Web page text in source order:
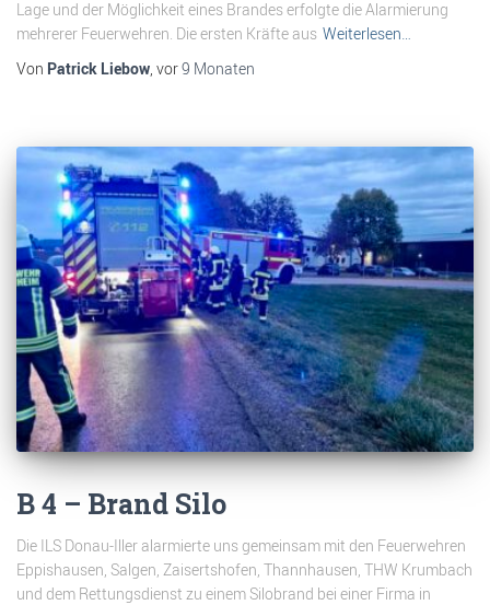
Lage und der Möglichkeit eines Brandes erfolgte die Alarmierung
mehrerer Feuerwehren. Die ersten Kräfte aus Weiterlesen…
Von Patrick Liebow, vor9 Monaten
B 4 – Brand Silo
Die ILS Donau-Iller alarmierte uns gemeinsam mit den Feuerwehren
Eppishausen, Salgen, Zaisertshofen, Thannhausen, THW Krumbach
und dem Rettungsdienst zu einem Silobrand bei einer Firma in